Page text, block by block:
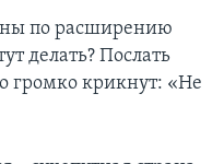
по расширению
делать? Послать
громко крикнут: «Не